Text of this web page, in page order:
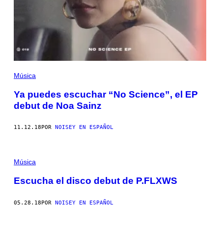
Música
Ya puedes escuchar “No Science”, el EP
debut de Noa Sainz
11.12.18 POR NOISEY EN ESPAÑOL
Música
Escucha el disco debut de P.FLXWS
05.28.18POR NOISEY EN ESPAÑOL